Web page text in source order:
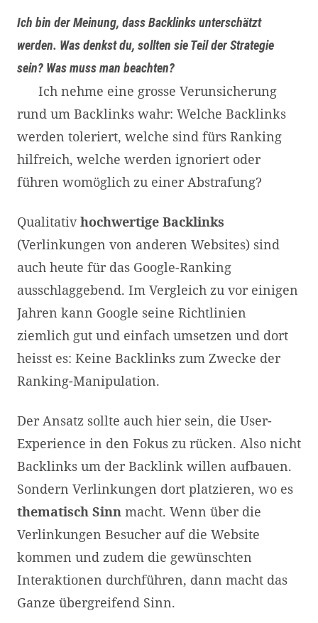
Ich bin der Meinung, dass Backlinks unterschätzt
werden. Was denkst du, sollten sie Teil der Strategie
sein? Was muss man beachten?
Ich nehme eine grosse Verunsicherung
rund um Backlinks wahr: Welche Backlinks
werden toleriert, welche sind fürs Ranking
hilfreich, welche werden ignoriert oder
führen womöglich zu einer Abstrafung?
Qualitativhochwertige Backlinks
(Verlinkungen von anderen Websites) sind
auch heute für das Google-Ranking
ausschlaggebend. Im Vergleich zu vor einigen
Jahren kann Google seine Richtlinien
ziemlich gut und einfach umsetzen und dort
heisst es: Keine Backlinks zum Zwecke der
Ranking-Manipulation.
Der Ansatz sollte auch hier sein, die User-
Experience in den Fokus zu rücken. Also nicht
Backlinks um der Backlink willen aufbauen.
Sondern Verlinkungen dort platzieren, wo es
thematisch Sinn macht. Wenn über die
Verlinkungen Besucher auf die Website
kommen und zudem die gewünschten
Interaktionen durchführen, dann macht das
Ganze übergreifend Sinn.